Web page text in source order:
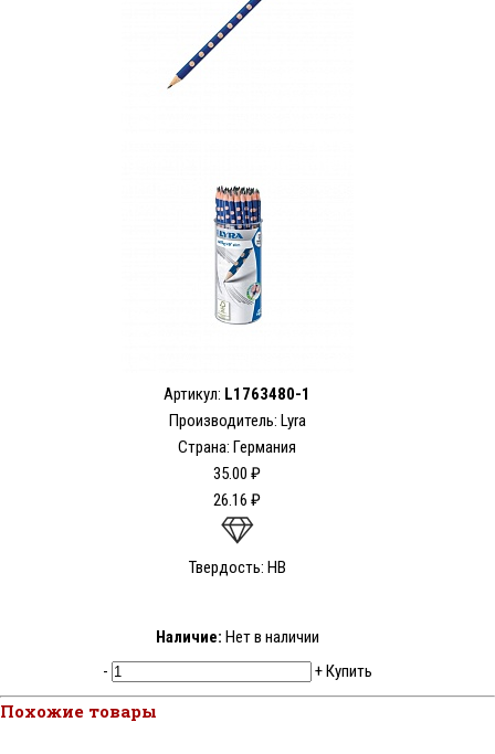
Артикул: L1763480-1
Производитель: Lyra
Страна: Германия
35.00 ₽
26.16 ₽
Твердость: HB
Наличие: Нет в наличии
-
+Купить
Похожие товары